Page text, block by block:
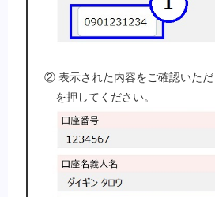
② 表示された内容をご確認いた
を押してください。